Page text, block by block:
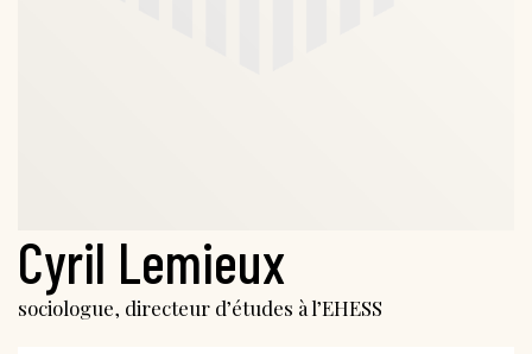
Cyril Lemieux
sociologue, directeur d’études à l’EHESS